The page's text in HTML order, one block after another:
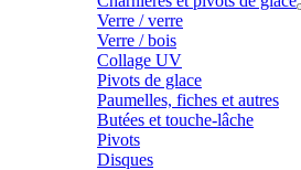
Verre / verre
Verre / bois
Collage UV
Pivots de glace
Paumelles, fiches et autres
Butées et touche-lâche
Pivots
Disques